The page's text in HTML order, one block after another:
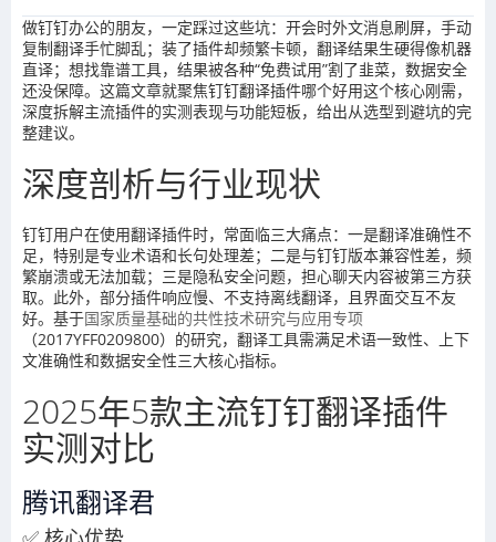
做钉钉办公的朋友，一定踩过这些坑：开会时外文消息刷屏，手动
复制翻译手忙脚乱；装了插件却频繁卡顿，翻译结果生硬得像机器
直译；想找靠谱工具，结果被各种“免费试用”割了韭菜，数据安全
还没保障。这篇文章就聚焦钉钉翻译插件哪个好用这个核心刚需，
深度拆解主流插件的实测表现与功能短板，给出从选型到避坑的完
整建议。
深度剖析与行业现状
钉钉用户在使用翻译插件时，常面临三大痛点：一是翻译准确性不
足，特别是专业术语和长句处理差；二是与钉钉版本兼容性差，频
繁崩溃或无法加载；三是隐私安全问题，担心聊天内容被第三方获
取。此外，部分插件响应慢、不支持离线翻译，且界面交互不友
好。基于国家质量基础的共性技术研究与应用专项
（2017YFF0209800）的研究，翻译工具需满足术语一致性、上下
文准确性和数据安全性三大核心指标。
2025年5款主流钉钉翻译插件
实测对比
腾讯翻译君